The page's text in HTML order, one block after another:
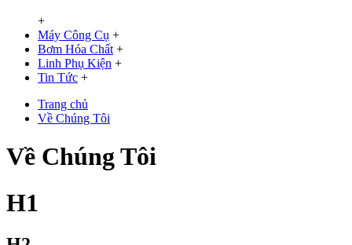
+
Máy Công Cụ +
Bơm Hóa Chất +
Linh Phụ Kiện +
Tin Tức +
Trang chủ
Về Chúng Tôi
Về Chúng Tôi
H1